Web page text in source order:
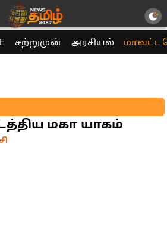
சற்றுமுன் அரசியல் மாவட்ட
மகா யாகம்